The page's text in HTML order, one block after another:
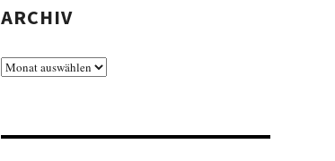
ARCHIV
Archiv